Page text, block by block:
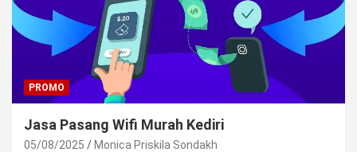
PROMO
Jasa Pasang Wifi Murah Kediri
05/08/2025 Monica Priskila Sondakh